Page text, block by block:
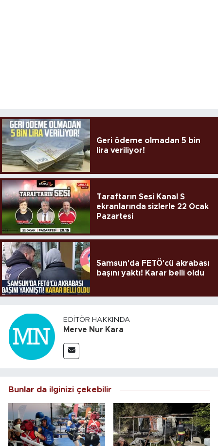
Geri ödeme olmadan 5 bin
lira veriliyor!
Taraftarın Sesi Kanal S
ekranlarında sizlerle 22 Ocak
Pazartesi
Samsun'da FETÖ'cü akrabası
başını yaktı! Karar belli oldu
EDITÖR HAKKINDA
Merve Nur Kara
Bunlar da ilginizi çekebilir